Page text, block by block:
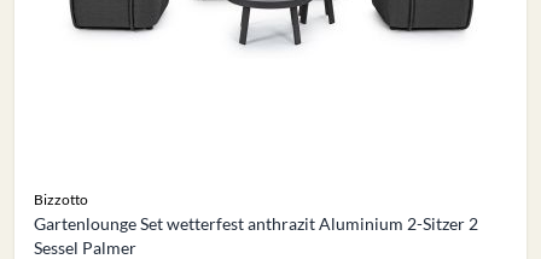
Bizzotto
Gartenlounge Set wetterfest anthrazit Aluminium 2-Sitzer 2
Sessel Palmer